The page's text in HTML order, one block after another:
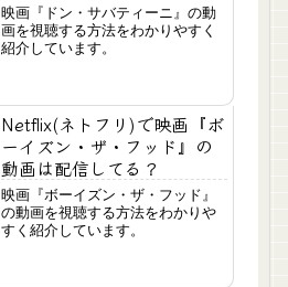
映画『ドン・サバティーニ』の動
画を視聴する方法をわかりやすく
紹介しています。
Netflix(ネトフリ)で映画『ボ
ーイズン・ザ・フッド』の
動画は配信してる？
映画『ボーイズン・ザ・フッド』
の動画を視聴する方法をわかりや
すく紹介しています。